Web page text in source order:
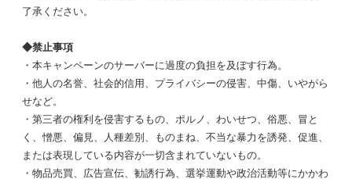
了承ください。
◆禁止事項
・本キャンペーンのサーバーに過度の負担を及ぼす行為。
・他人の名誉、社会的信用、プライバシーの侵害、中傷、いやがら
せなど。
・第三者の権利を侵害するもの、ポルノ、わいせつ、俗悪、冒と
く、憎悪、偏見、人種差別、ものまね、不当な暴力を誘発、促進、
または表現している内容が一切含まれていないもの。
・物品売買、広告宣伝、勧誘行為、選挙運動や政治活動等にかかわ